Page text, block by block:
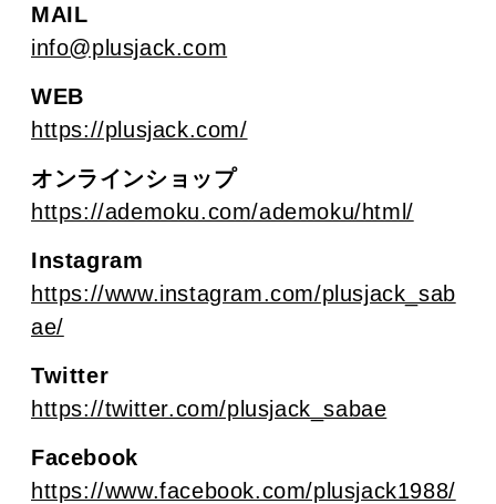
MAIL
info@plusjack.com
WEB
https://plusjack.com/
オンラインショップ
https://ademoku.com/ademoku/html/
Instagram
https://www.instagram.com/plusjack_sab
ae/
Twitter
https://twitter.com/plusjack_sabae
Facebook
https://www.facebook.com/plusjack1988/